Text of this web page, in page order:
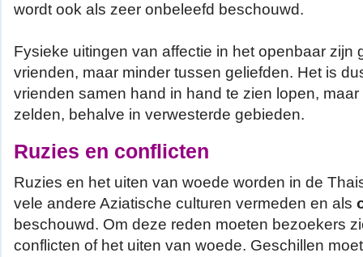
wordt ook als zeer onbeleefd beschouwd.
Fysieke uitingen van affectie in het openbaar zijn
vrienden, maar minder tussen geliefden. Het is
vrienden samen hand in hand te zien lopen,
zelden, behalve in verwesterde gebieden.
Ruzies en conflicten
Ruzies en het uiten van woede worden in de
vele andere Aziatische culturen vermeden en als
beschouwd. Om deze reden moeten bezoekers
conflicten of het uiten van woede. Geschillen